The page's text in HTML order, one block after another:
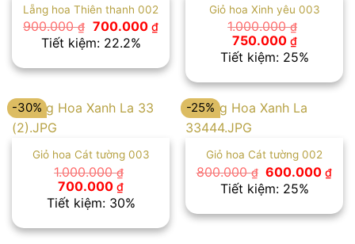
Lẵng hoa Thiên thanh 002
900.000₫ Giá
gốc
là:
700.000 ₫Giá
hiện
là:
700.000 ₫.
Tiết kiệm: 22.2%
Giỏ hoa Xinh yêu 003
1.000.000₫
Giá
gốc
là:
750.000 ₫Giá
hiện
tại
750.000
Tiết kiệm: 25%
-30%
Giỏ hoa Cát tường 003
1.000.000₫
Giá
gốc
là:
700.000 ₫Giá
hiện
tại
700.000 ₫.
Tiết kiệm: 30%
-25%
Giỏ hoa Cát tường 002
800.000₫ Giá
gốc
là:
600.000₫Giá
là:
Tiết kiệm: 25%